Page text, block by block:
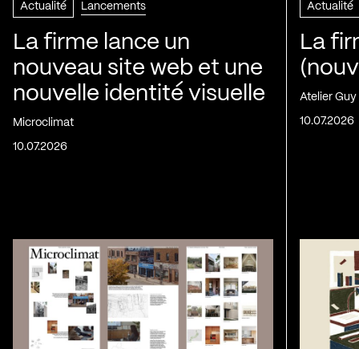
Actualité Lancements
La firme lance un
nouveau site web et une
nouvelle identité visuelle
Microclimat
10.07.2026
Actualité
La
Atelier
10.07.2026